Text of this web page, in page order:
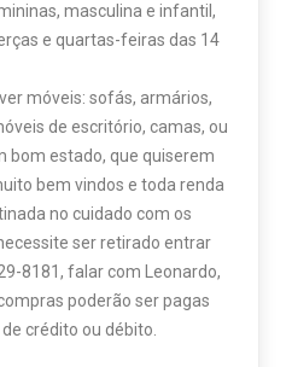
masculina e infantil,
e quartas-feiras das 14
móveis: sofás, armários,
de escritório, camas, ou
bom estado, que quiserem
bem vindos e toda renda
no cuidado com os
ser retirado entrar
8181, falar com Leonardo,
poderão ser pagas
crédito ou débito.